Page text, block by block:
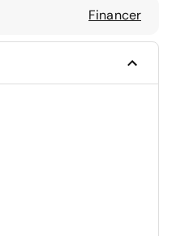
Financer